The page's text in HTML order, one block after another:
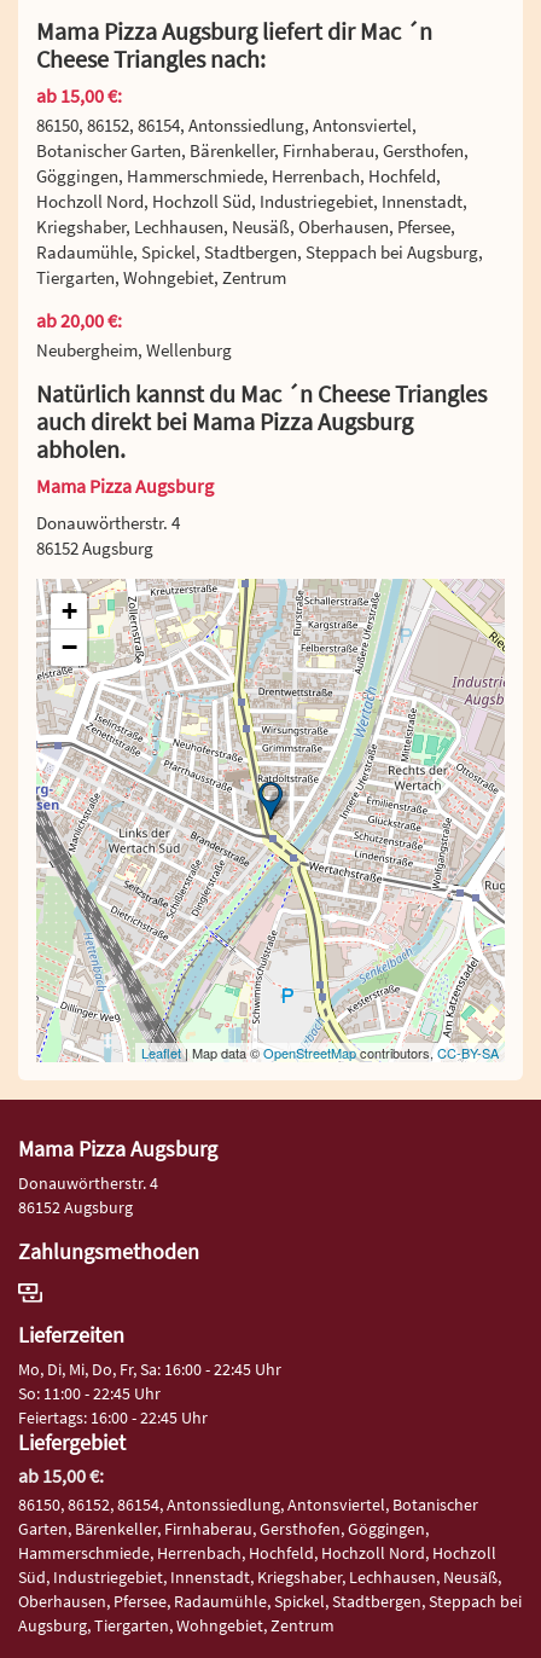
Mama Pizza Augsburg liefert dir Mac ´n
Cheese Triangles nach:
ab 15,00 €:
86150, 86152, 86154, Antonssiedlung, Antonsviertel,
Botanischer Garten, Bärenkeller, Firnhaberau, Gersthofen,
Göggingen, Hammerschmiede, Herrenbach, Hochfeld,
Hochzoll Nord, Hochzoll Süd, Industriegebiet, Innenstadt,
Kriegshaber, Lechhausen, Neusäß, Oberhausen, Pfersee,
Radaumühle, Spickel, Stadtbergen, Steppach bei Augsburg,
Tiergarten, Wohngebiet, Zentrum
ab 20,00 €:
Neubergheim, Wellenburg
Natürlich kannst du Mac ´n Cheese Triangles
auch direkt bei Mama Pizza Augsburg
abholen.
Mama Pizza Augsburg
Donauwörtherstr. 4
86152 Augsburg
+
−
Leaflet| Map data ©OpenStreetMapcontributors,CC-BY-SA
Mama Pizza Augsburg
Donauwörtherstr. 4
86152 Augsburg
Zahlungsmethoden
Lieferzeiten
Mo, Di, Mi, Do, Fr, Sa: 16:00 - 22:45 Uhr
So: 11:00 - 22:45 Uhr
Feiertags: 16:00 - 22:45 Uhr
Liefergebiet
ab 15,00 €:
86150, 86152, 86154, Antonssiedlung, Antonsviertel, Botanischer
Garten, Bärenkeller, Firnhaberau, Gersthofen, Göggingen,
Hammerschmiede, Herrenbach, Hochfeld, Hochzoll Nord, Hochzoll
Süd, Industriegebiet, Innenstadt, Kriegshaber, Lechhausen, Neusäß,
Oberhausen, Pfersee, Radaumühle, Spickel, Stadtbergen, Steppach bei
Augsburg, Tiergarten, Wohngebiet, Zentrum